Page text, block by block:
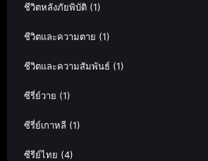
ชีวิตหลังภัยพิบัติ (1)
ชีวิตและความตาย (1)
ชีวิตและความสัมพันธ์ (1)
ซีรี่ย์วาย (1)
ซีรี่ย์เกาหลี (1)
ซีรีย์ไทย (4)